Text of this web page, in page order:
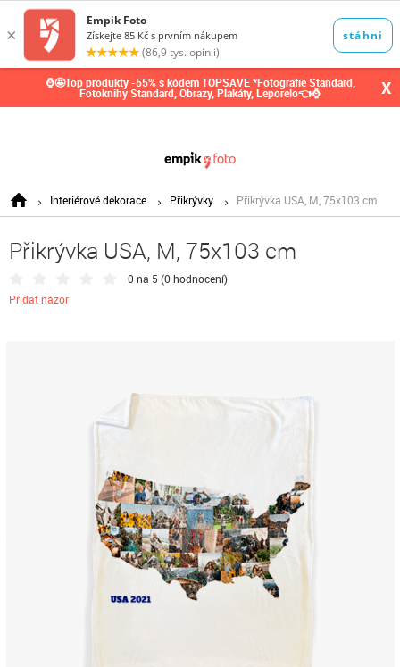
⌚🤩Top produkty -55% s kódem TOPSAVE *Fotografie Standard,
Fotoknihy Standard, Obrazy, Plakáty, Leporelo👈⌚ X
Interiérové dekorace Přikrývky Přikrývka USA, M, 75x103 cm
Přikrývka USA, M, 75x103 cm
0 na 5 (0 hodnocení)
Přidat názor